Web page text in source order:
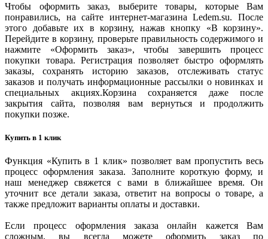
Чтобы оформить заказ, выберите товары, которые Вам
понравились, на сайте интернет-магазина Ledem.su. После
этого добавьте их в корзину, нажав кнопку «В корзину».
Перейдите в корзину, проверьте правильность содержимого и
нажмите «Оформить заказ», чтобы завершить процесс
покупки товара. Регистрация позволяет быстро оформлять
заказы, сохранять историю заказов, отслеживать статус
заказов и получать информационные рассылки о новинках и
специальных акциях.Корзина сохраняется даже после
закрытия сайта, позволяя вам вернуться и продолжить
покупки позже.
Купить в 1 клик
Функция «Купить в 1 клик» позволяет вам пропустить весь
процесс оформления заказа. Заполните короткую форму, и
наш менеджер свяжется с вами в ближайшее время. Он
уточнит все детали заказа, ответит на вопросы о товаре, а
также предложит варианты оплаты и доставки.
Если процесс оформления заказа онлайн кажется Вам
сложным, вы всегда можете оформить заказ по